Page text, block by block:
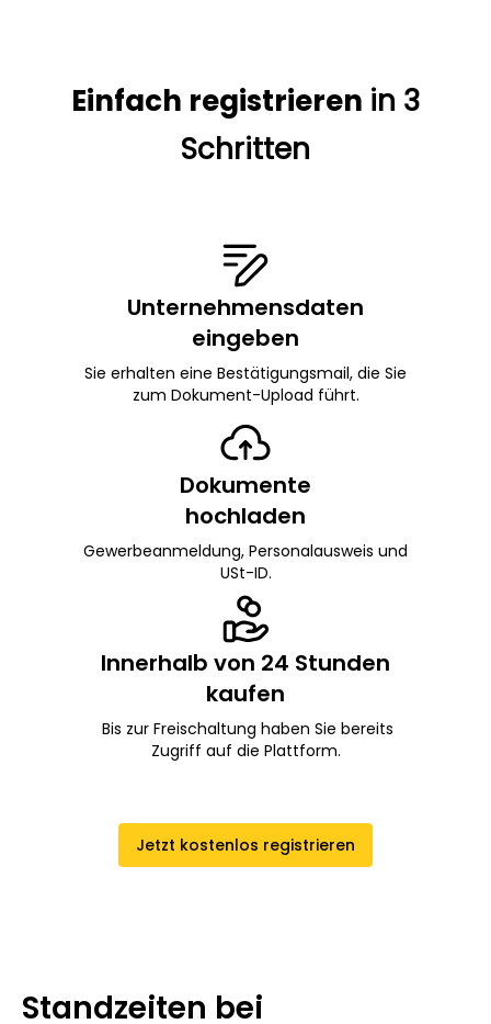
Einfach registrieren in 3
Schritten
Unternehmensdaten
eingeben
Sie erhalten eine Bestätigungsmail, die Sie
zum Dokument-Upload führt.
Dokumente
hochladen
Gewerbeanmeldung, Personalausweis und
USt-ID.
Innerhalb von 24 Stunden
kaufen
Bis zur Freischaltung haben Sie bereits
Zugriff auf die Plattform.
Jetzt kostenlos registrieren
Standzeiten bei